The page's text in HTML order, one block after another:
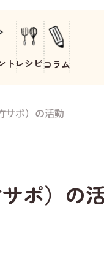
トレシピコラム
ポ）の活動
ポ）の